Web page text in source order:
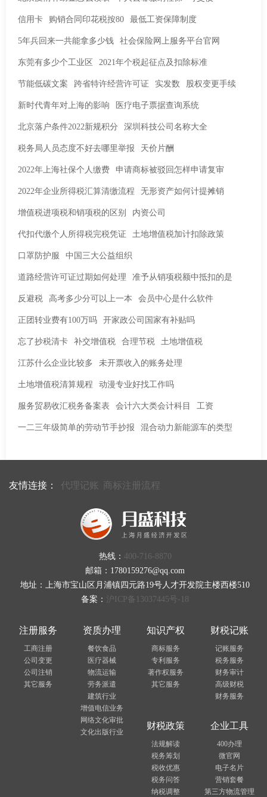
信用卡 购销合同印花税按80 最低工资保障制度
5年兵回来一共能拿多少钱 社会保险网上服务平台官网
东莞有多少个工业区 2021年个税起征点及扣除标准
节能低碳文案 跨省特许经营许可证 实发数 股权变更手续
新时代青年对上海的影响 医疗电子票据查询系统
北京落户条件2022新规积分 深圳科技公司名称大全
税务局人员态度不好去哪里举报 天价片酬
2022年上海社保个人缴费 申请商标被驳回怎样申请复审
2022年企业所得税汇算清缴流程 无形资产如何计提摊销
增值税进项税和销项税的区别 内资公司
代扣代缴个人所得税完税凭证 土地增值税加计扣除政策
口罩防护服 中国三大公益组织
道路经营许可证过期如何处理 准予从销项税额中抵扣的是
反避税 高考多少分可以上一本 会员中心是什么软件
正团转业费有100万吗 开家政公司国家有补贴吗
忘了抄税清卡 补交增值税 合理节税 土地增值税
江苏什么企业比较多 未开票收入的账务处理
土地增值税清算规程 动漫专业好找工作吗
服务贸易收汇税务备案表 会计六大类会计科目 工资
一二三年级简单的劳动节手抄报 混合动力新能源车的类型
友情连接： 代理记账 商标注册流程
热线： 400-716-8870
邮箱：1780159276@qq.com
地址：上海市宝山区月浦镇四元路19号人才开发院主楼西楼510
备案： 沪ICP备13037445号-18
注册服务
工商注册
公司变更
公司注销
其它服务
资质办理
餐饮食品
医疗器械
物流运输
劳务派遣
建筑行业
增值电信业务
网络文化审批
文化出版行业
知识产权
商标服务
专利服务
著作权服务
其它服务
财税记账
记账服务
税务服务
财务审计
高级财税
财务服务
财税政策
法规解读
税务筹划
税收优惠
税务问答
纳税调整
企业工具
400办理
微官网
电子名片
营销套餐
第三方物流管理